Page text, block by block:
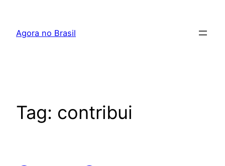
Agora no Brasil
Tag: contribui